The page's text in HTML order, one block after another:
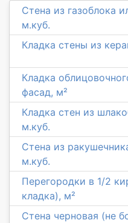
Стена из газоблока
м.куб.
Кладка стены из
Кладка
фасад, м²
Кладка стен из
м.куб.
Стена из
м.куб.
Перегородки в 1/2
кладка), м²
Стена черновая (не